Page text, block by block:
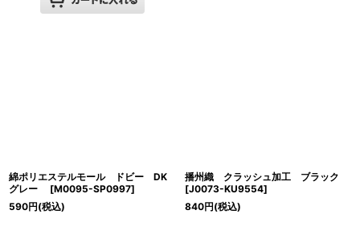
綿ポリエステルモール ドビー DK
グレー
[M0095-SP0997]
590円(税込)
播州織 クラッシュ加工 ブラック
[J0073-KU9554]
840円(税込)